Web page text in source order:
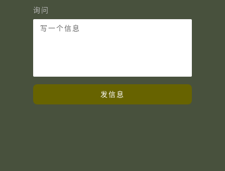
询问
发信息